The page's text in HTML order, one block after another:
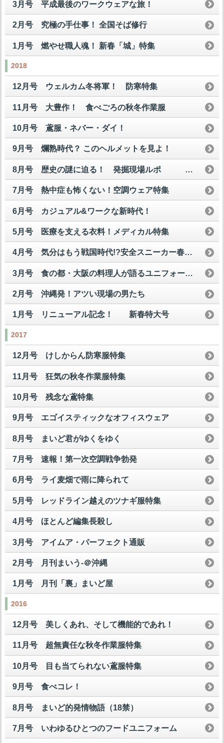
3月号 平成最後のワークウェアな旅！
2月号 究極の手仕事！ 全国そば修行
1月号 燃やせ職人魂！ 新春「城」特集
2018
12月号 ウェルカム冬将軍！ 防寒特集
11月号 大豊作！ 食べごろの秋冬作業服
10月号 鳶服・ネバー・ダイ！
9月号 爛熟時代？ このヘルメットを見よ！
8月号 歴史の謎に迫る！ 発掘現場ルポ
7月号 熱中症も怖くない！空調ウェア特集
6月号 カジュアル&ワークな新時代！
5月号 医療を支える衣料！メディカル特集
4月号 気分はもう戦国時代!?安全スニーカー春の陣
3月号 食の都・大阪の料理人が語るユニフォームの美学！
2月号 沖縄発！アツい現場の男たち
1月号 リニューアル記念！ 新春特大号
2017
12月号 けしからん防寒服特集
11月号 狂気の秋冬作業服特集
10月号 残念な鳶特集
9月号 エゴイスティックなオフィスウェア
8月号 まいど君がゆくをゆく
7月号 速報！第一次空調戦争勃発
6月号 ライ麦畑で雨に降られて
5月号 レッドライン越えのツナギ服特集
4月号 ほとんど編集長殺し
3月号 アイムア・パーフェクト通販
2月号 月刊まいう-＠沖縄
1月号 月刊「裏」まいど屋
2016
12月号 美しくあれ、そして機能的であれ！
11月号 超無責任な秋冬作業服特集
10月号 目も当てられない鳶服特集
9月号 食べコレ！
8月号 まいど的発情物語（18禁）
7月号 いわゆるひとつのフードユニフォーム